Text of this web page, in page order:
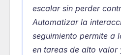
escalar sin perder
Automatizar la
seguimiento permite a
en tareas de alto valor